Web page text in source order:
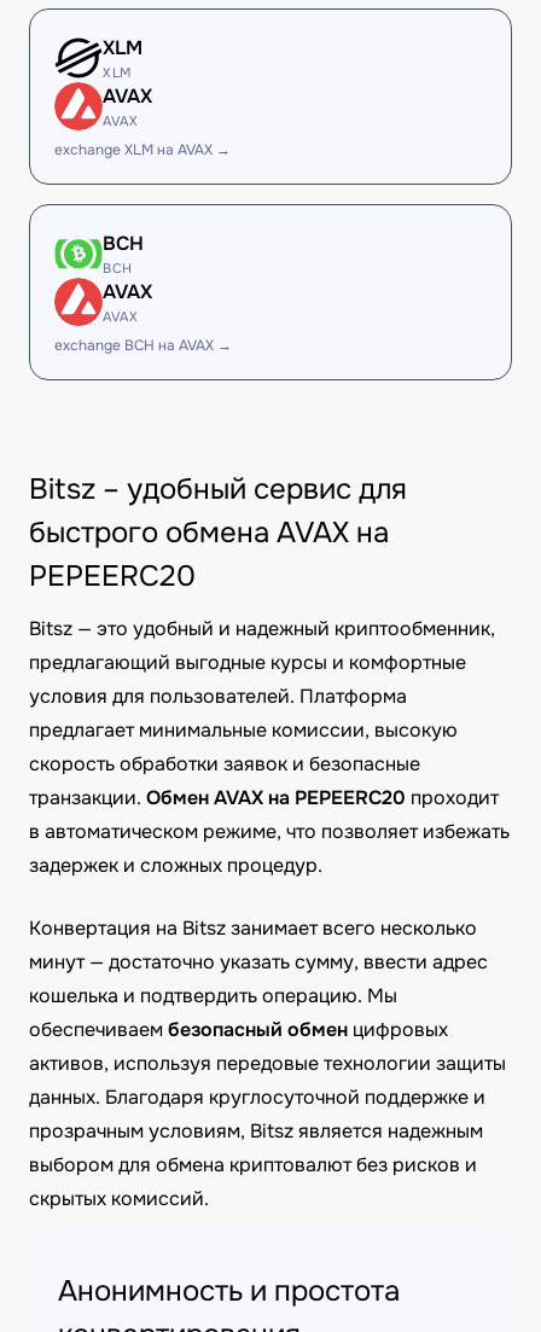
XLM
XLM
AVAX
AVAX
exchange XLM на AVAX →
BCH
BCH
AVAX
AVAX
exchange BCH на AVAX →
Bitsz – удобный сервис для
быстрого обмена AVAX на
PEPEERC20
Bitsz — это удобный и надежный криптообменник,
предлагающий выгодные курсы и комфортные
условия для пользователей. Платформа
предлагает минимальные комиссии, высокую
скорость обработки заявок и безопасные
транзакции. Обмен AVAX на PEPEERC20 проходит
в автоматическом режиме, что позволяет избежать
задержек и сложных процедур.
Конвертация на Bitsz занимает всего несколько
минут — достаточно указать сумму, ввести адрес
кошелька и подтвердить операцию. Мы
обеспечиваембезопасный обмен цифровых
активов, используя передовые технологии защиты
данных. Благодаря круглосуточной поддержке и
прозрачным условиям, Bitsz является надежным
выбором для обмена криптовалют без рисков и
скрытых комиссий.
Анонимность и простота